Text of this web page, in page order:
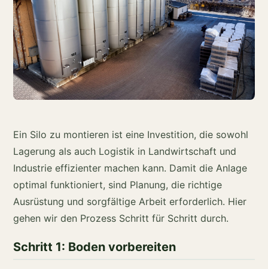
Ein Silo zu montieren ist eine Investition, die sowohl
Lagerung als auch Logistik in Landwirtschaft und
Industrie effizienter machen kann. Damit die Anlage
optimal funktioniert, sind Planung, die richtige
Ausrüstung und sorgfältige Arbeit erforderlich. Hier
gehen wir den Prozess Schritt für Schritt durch.
Schritt 1: Boden vorbereiten